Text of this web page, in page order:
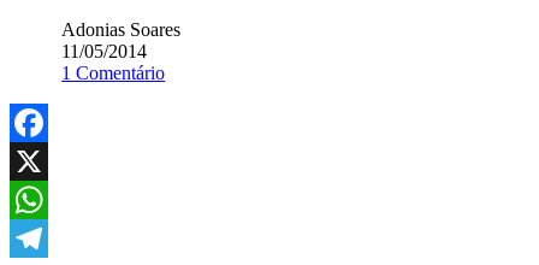
Adonias Soares
11/05/2014
1 Comentário
Facebook
X
WhatsApp